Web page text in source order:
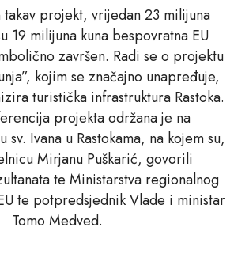
projekt, vrijedan 23 milijuna
19 milijuna kuna bespovratna EU
završen. Radi se o projektu
kojim se značajno unapređuje,
turistička infrastruktura Rastoka.
projekta održana je na
sv. Ivana u Rastokama, na kojem su,
Mirjanu Puškarić, govorili
te Ministarstva regionalnog
te potpredsjednik Vlade i ministar
Tomo Medved.